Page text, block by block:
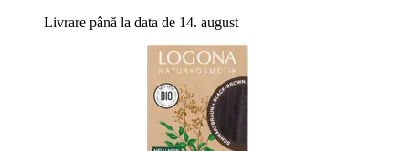
Livrare până la data de 14. august